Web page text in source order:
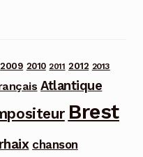
2009 2010 2011 2012 2013
Atlantique
Brest
chanson